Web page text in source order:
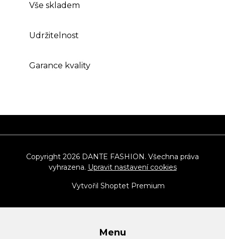
Vše skladem
Udržitelnost
Garance kvality
á
í
Vytvořil Shoptet Premium
Copyright 2026 DANTE FASHION. Všechna práva
vyhrazena. Upravit nastavení cookies
Menu